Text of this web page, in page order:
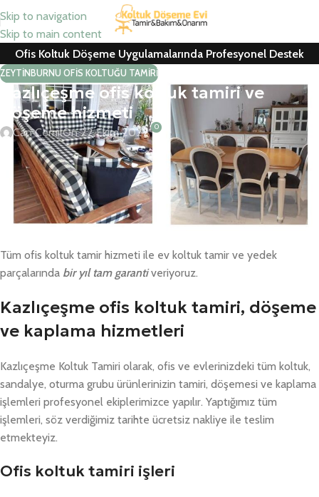
Skip to navigation
Skip to main content
Ofis Koltuk Döşeme Uygulamalarında Profesyonel Destek
ZEYTINBURNU OFIS KOLTUĞU TAMIRI
Kazlıçeşme ofis koltuk tamiri ve
döşeme hizmeti
Can CemilOn 22 Ekim 2022 0
Kazlıçeşme ofis koltuk tamiri, oturma grubu tamiri, koltuk döşeme,
berber koltuğu tamiri, ofis koltuk kaplama ve ofis koltuğu yedek
parça değişimlerini uzman ekiplerimize yaptırabilirsiniz.
Kurumsal firmalar ile konutlarda yedek parça değişimleri ve tamir
Tüm ofis koltuk tamir hizmeti ile ev koltuk tamir ve yedek
parçalarında bir yıl tam garantiveriyoruz.
Kazlıçeşme ofis koltuk tamiri, döşeme
ve kaplama hizmetleri
Kazlıçeşme Koltuk Tamiri olarak, ofis ve evlerinizdeki tüm koltuk,
sandalye, oturma grubu ürünlerinizin tamiri, döşemesi ve kaplama
işlemleri profesyonel ekiplerimizce yapılır. Yaptığımız tüm
işlemleri, söz verdiğimiz tarihte ücretsiz nakliye ile teslim
etmekteyiz.
Ofis koltuk tamiri işleri